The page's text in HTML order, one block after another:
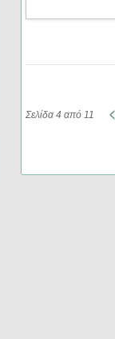
Σελίδα 4 από 11 <